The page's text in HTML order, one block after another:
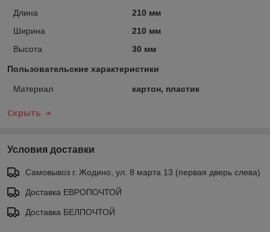
Длина
210 мм
Ширина
210 мм
Высота
30 мм
Пользовательские характеристики
Материал картон, пластик
Скрыть
Условия доставки
Самовывоз г. Жодино, ул. 8 марта 13 (первая дверь слева)
Доставка ЕВРОПОЧТОЙ
Доставка БЕЛПОЧТОЙ